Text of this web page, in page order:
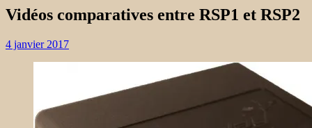
Vidéos comparatives entre RSP1 et RSP2
4 janvier 2017